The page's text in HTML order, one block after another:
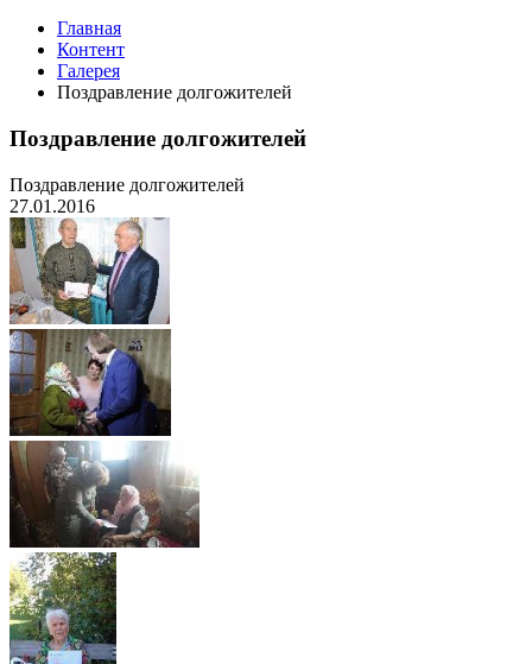
Главная
Контент
Галерея
Поздравление долгожителей
Поздравление долгожителей
Поздравление долгожителей
27.01.2016